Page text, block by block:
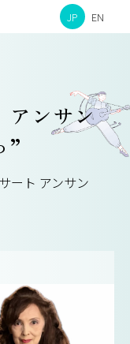
JP EN
アンサン
”
ート アンサン